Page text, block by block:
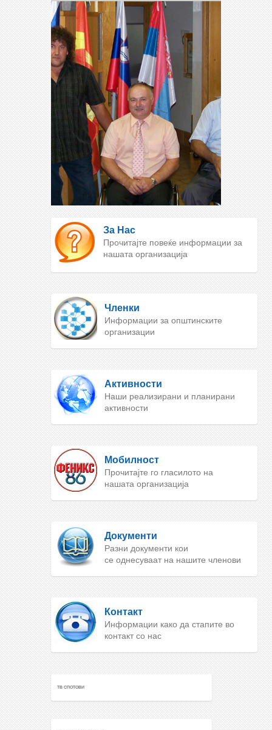
За Нас
Прочитајте повеќе информации за
нашата организација
Членки
Информации за општинските
организации
Активности
Наши реализирани и планирани
активности
Мобилност
Прочитајте го гласилото на
нашата организација
Документи
Разни документи кои
се однесуваат на нашите членови
Контакт
Информации како да стапите во
контакт со нас
ТВ СПОТОВИ